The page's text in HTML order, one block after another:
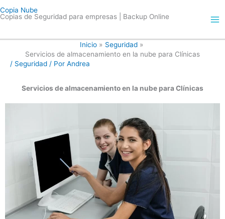
al
Copia Nube
Copias de Seguridad para empresas | Backup Online
Inicio
Seguridad
Servicios de almacenamiento en la nube para Clínicas
/ Seguridad / Por Andrea
Servicios de almacenamiento en la nube para Clínicas